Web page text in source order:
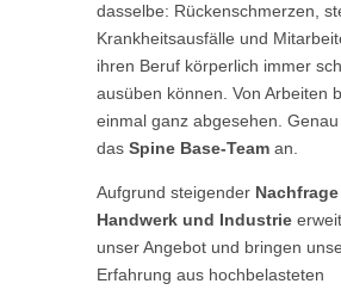
dasselbe: Rückenschmerzen,
Krankheitsausfälle und
ihren Beruf körperlich immer
ausüben können. Von Arbeiten
einmal ganz abgesehen.
das Spine Base-Teaman.
Aufgrund steigender
Handwerk und Industrie
unser Angebot und bringen
Erfahrung aus hochbelasteten